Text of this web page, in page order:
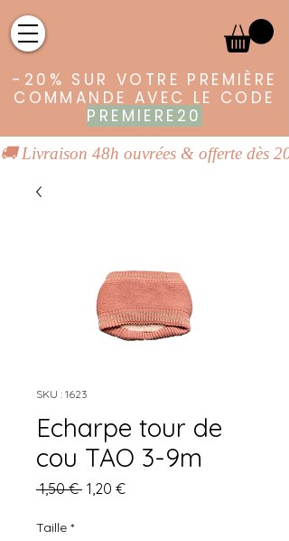
-20% SUR VOTRE PREMIÈRE
COMMANDE AVEC LE CODE
PREMIERE20
🚚 Livraison 48h ouvrées & offerte dès
SKU : 1623
Echarpe tour de
cou TAO 3-9m
1,50 € Prix
1,20 €Prix
Taille *